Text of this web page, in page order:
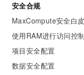
安全合规
MaxCompute安全白
使用RAM进行访问控制
项目安全配置
数据安全配置